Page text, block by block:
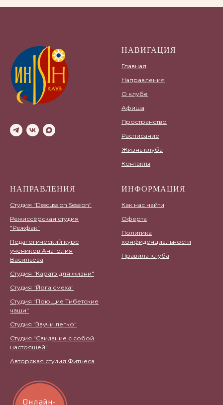
НАВИГАЦИЯ
Главная
Направления
О клубе
Афиша
Пространство
Расписание
Жизнь клуба
Контакты
НАПРАВЛЕНИЯ
Студия "Descussion Session"
Режиссёрская студия
"Режфак"
Педагогический курс
учеников Анатолия
Васильева
Студия "Каратэ для жизни"
Студия "Йога смеха"
Студия "Поющие Тибетские
чаши"
Студия "Звучи легко"
Студия "Свидание с собой
настоящей"
Авторская студия Фитнеса
ИНФОРМАЦИЯ
Как нас найти
Оферта
Политика
конфиденциальности
Правила клуба
Онлайн-